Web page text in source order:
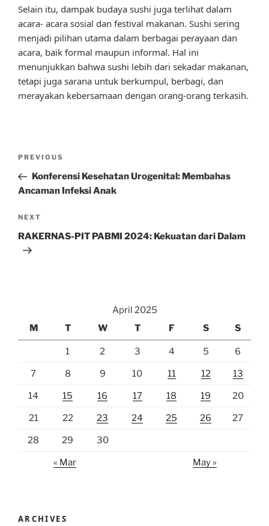
Selain itu, dampak budaya sushi juga terlihat dalam
acara- acara sosial dan festival makanan. Sushi sering
menjadi pilihan utama dalam berbagai perayaan dan
acara, baik formal maupun informal. Hal ini
menunjukkan bahwa sushi lebih dari sekadar makanan,
tetapi juga sarana untuk berkumpul, berbagi, dan
merayakan kebersamaan dengan orang-orang terkasih.
Previous
Post
PREVIOUS
Konferensi Kesehatan Urogenital: Membahas
Ancaman Infeksi Anak
Next
Post
NEXT
RAKERNAS-PIT PABMI 2024: Kekuatan dari Dalam
April 2025
M
T W T F S S
1 2 3 4 5 6
7 8 9 10 11 12 13
14 15 16 17 18 19 20
21 22 23 24 25 26 27
28 29 30
« Mar May »
ARCHIVES